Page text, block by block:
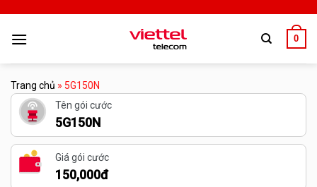
0
Trang chủ » 5G150N
Tên gói cước
5G150N
Giá gói cước
150,000đ